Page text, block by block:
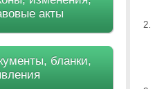
акты
бланки,